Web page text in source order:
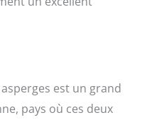
est un grand
pays où ces deux